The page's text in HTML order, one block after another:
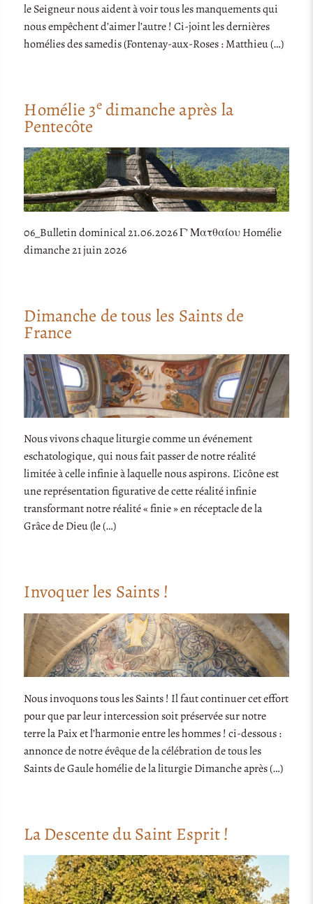
le Seigneur nous aident à voir tous les manquements qui
nous empêchent d’aimer l’autre ! Ci-joint les dernières
homélies des samedis (Fontenay-aux-Roses : Matthieu (…)
Homélie 3edimanche après la
Pentecôte
06_Bulletin dominical 21.06.2026 Γ’ Ματθαίου Homélie
dimanche 21 juin 2026
Dimanche de tous les Saints de
France
Nous vivons chaque liturgie comme un événement
eschatologique, qui nous fait passer de notre réalité
limitée à celle infinie à laquelle nous aspirons. L’icône est
une représentation figurative de cette réalité infinie
transformant notre réalité « finie » en réceptacle de la
Grâce de Dieu (le (…)
Invoquer les Saints !
Nous invoquons tous les Saints ! Il faut continuer cet effort
pour que par leur intercession soit préservée sur notre
terre la Paix et l’harmonie entre les hommes ! ci-dessous :
annonce de notre évêque de la célébration de tous les
Saints de Gaule homélie de la liturgie Dimanche après (…)
La Descente du Saint Esprit !